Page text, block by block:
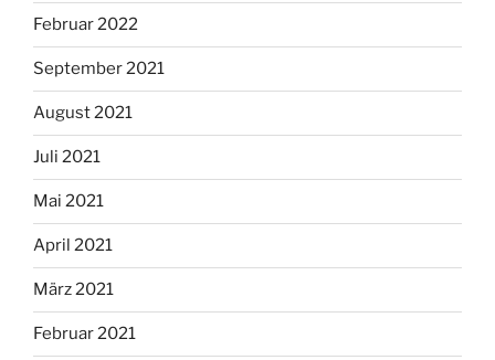
Februar 2022
September 2021
August 2021
Juli 2021
Mai 2021
April 2021
März 2021
Februar 2021